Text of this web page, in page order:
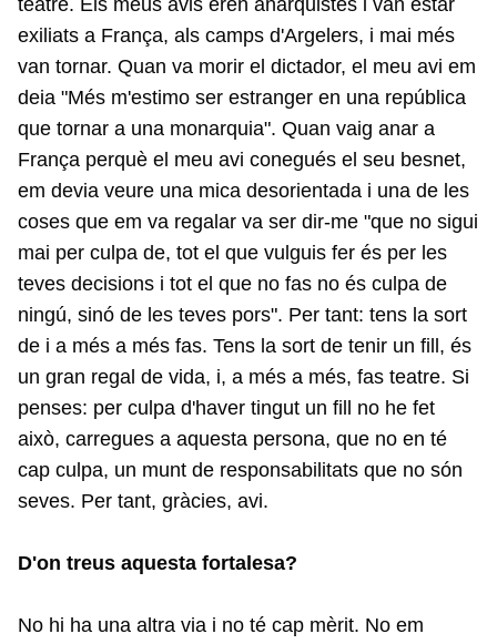
teatre. Els meus avis eren anarquistes i van estar
exiliats a França, als camps d'Argelers, i mai més
van tornar. Quan va morir el dictador, el meu avi em
deia "Més m'estimo ser estranger en una república
que tornar a una monarquia". Quan vaig anar a
França perquè el meu avi conegués el seu besnet,
em devia veure una mica desorientada i una de les
coses que em va regalar va ser dir-me "que no sigui
mai per culpa de, tot el que vulguis fer és per les
teves decisions i tot el que no fas no és culpa de
ningú, sinó de les teves pors". Per tant: tens la sort
de i a més a més fas. Tens la sort de tenir un fill, és
un gran regal de vida, i, a més a més, fas teatre. Si
penses: per culpa d'haver tingut un fill no he fet
això, carregues a aquesta persona, que no en té
cap culpa, un munt de responsabilitats que no són
seves. Per tant, gràcies, avi.
D'on treus aquesta fortalesa?
No hi ha una altra via i no té cap mèrit. No em